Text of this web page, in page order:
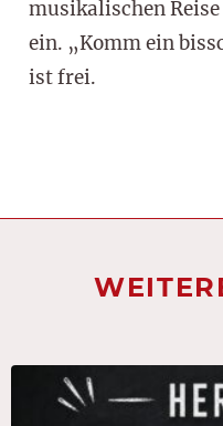
musikalischen
ein. „Komm ein
ist frei.